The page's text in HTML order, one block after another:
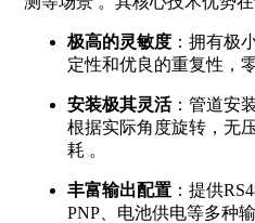
极高的灵敏度：拥有极
定性和优良的重复性，
安装极其灵活：管道安
根据实际角度旋转，无
耗 。
丰富输出配置：提供
PNP、电池供电等多种